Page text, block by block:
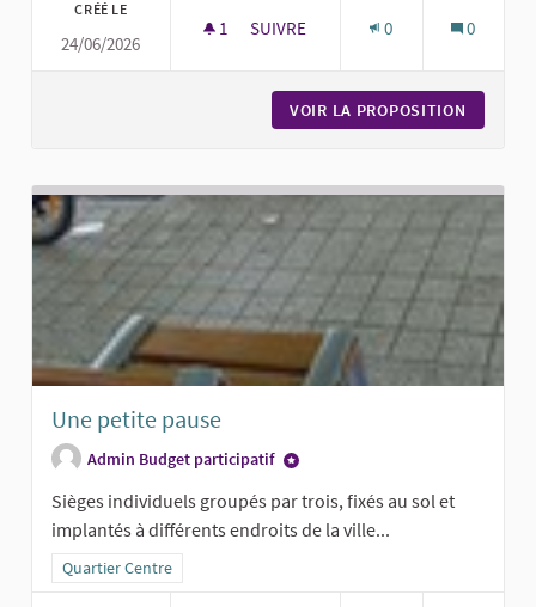
CRÉÉ LE
24/06/2026
1 1 ABONNÉ
SUIVRE 0 0
VOIR LA PROPOSITION
Une petite pause
Admin Budget participatif
Sièges individuels groupés par trois, fixés au sol et
implantés à différents endroits de la ville...
Filtrer les résultats pour le secteur : Quartier Centre
Quartier Centre